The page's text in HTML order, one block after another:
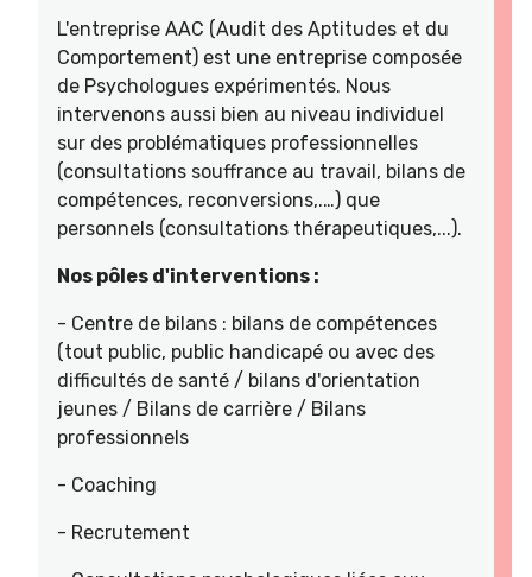
L'entreprise AAC (Audit des Aptitudes et du
Comportement) est une entreprise composée
de Psychologues expérimentés. Nous
intervenons aussi bien au niveau individuel
sur des problématiques professionnelles
(consultations souffrance au travail, bilans de
compétences, reconversions,.…) que
personnels (consultations thérapeutiques,...).
Nos pôles d'interventions :
- Centre de bilans : bilans de compétences
(tout public, public handicapé ou avec des
difficultés de santé / bilans d'orientation
jeunes / Bilans de carrière / Bilans
professionnels
- Coaching
- Recrutement